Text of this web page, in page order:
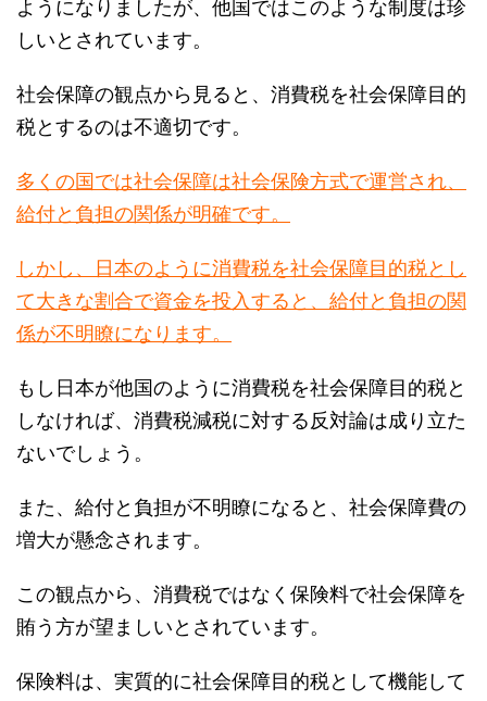
社会保障の観点から見ると、消費税を社会保障目的
税とするのは不適切です。
多くの国では社会保障は社会保険方式で運営され、
給付と負担の関係が明確です。
しかし、日本のように消費税を社会保障目的税とし
て大きな割合で資金を投入すると、給付と負担の関
係が不明瞭になります。
もし日本が他国のように消費税を社会保障目的税と
しなければ、消費税減税に対する反対論は成り立た
ないでしょう。
また、給付と負担が不明瞭になると、社会保障費の
増大が懸念されます。
この観点から、消費税ではなく保険料で社会保障を
賄う方が望ましいとされています。
保険料は、実質的に社会保障目的税として機能して
います。